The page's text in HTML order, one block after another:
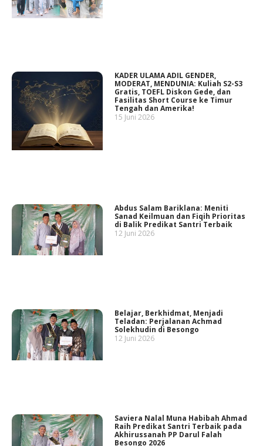
KADER ULAMA ADIL GENDER,
MODERAT, MENDUNIA: Kuliah S2-S3
Gratis, TOEFL Diskon Gede, dan
Fasilitas Short Course ke Timur
Tengah dan Amerika!
15 Juni 2026
Abdus Salam Bariklana: Meniti
Sanad Keilmuan dan Fiqih Prioritas
di Balik Predikat Santri Terbaik
12 Juni 2026
Belajar, Berkhidmat, Menjadi
Teladan: Perjalanan Achmad
Solekhudin di Besongo
12 Juni 2026
Saviera Nalal Muna Habibah Ahmad
Raih Predikat Santri Terbaik pada
Akhirussanah PP Darul Falah
Besongo 2026